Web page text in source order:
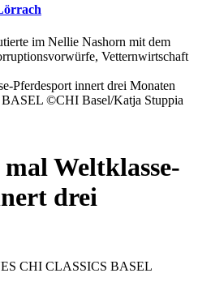
im Nellie Nashorn mit dem
Vetternwirtschaft
©CHI Basel/Katja Stuppia
Weltklasse-
drei
CHI CLASSICS BASEL